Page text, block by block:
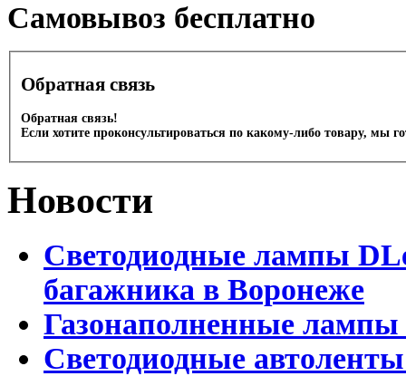
Cамовывоз бесплатно
Обратная связь
Обратная связь!
Если хотите проконсультироваться по какому-либо товару, мы
Новости
Светодиодные лампы
багажника в Воронеже
Газонаполненные
Светодиодные